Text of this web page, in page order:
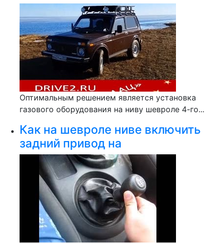
Оптимальным решением является установка
газового оборудования на ниву шевроле 4-го...
Как на шевроле ниве включить
задний привод на